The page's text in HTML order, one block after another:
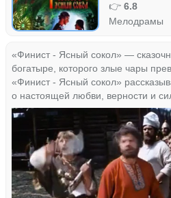
👉6.8
Мелодрамы
«Финист - Ясный сокол» —
богатыре, которого злые чары
«Финист - Ясный сокол»
о настоящей любви, верности и